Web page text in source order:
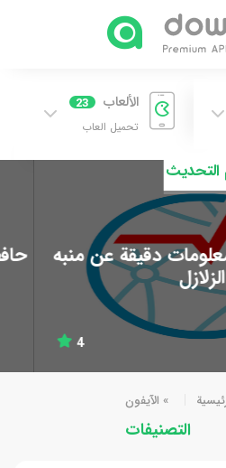
الألعاب 23
تحميل العاب
التحديث
دقيقة عن منبه
الزلازل
4
» الآيفون
التصنيفات